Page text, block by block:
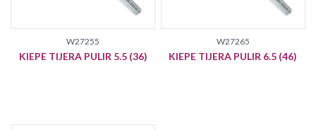
W27255
KIEPE TIJERA PULIR 5.5 (36)
W27265
KIEPE TIJERA PULIR 6.5 (46)